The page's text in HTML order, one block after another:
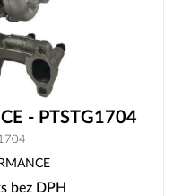
- PTSTG1704
bez DPH